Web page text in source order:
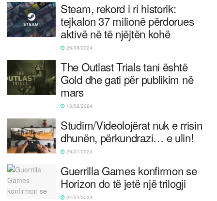
Steam, rekord i ri historik:
tejkalon 37 milionë përdorues
aktivë në të njëjtën kohë
26/08/2024
The Outlast Trials tani është
Gold dhe gati për publikim në
mars
13/02/2024
Studim/Videolojërat nuk e rrisin
dhunën, përkundrazi… e ulin!
29/01/2024
Guerrilla Games konfirmon se
Horizon do të jetë një trilogji
24/04/2023